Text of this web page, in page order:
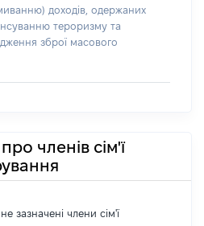
доходів, одержаних
тероризму та
зброї масового
членів сім'ї
зазначені члени сім'ї